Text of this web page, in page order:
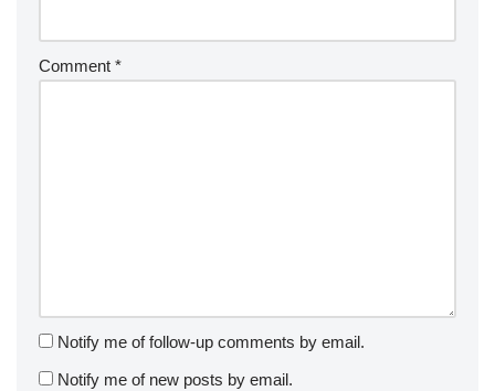
Comment *
Notify me of follow-up comments by email.
Notify me of new posts by email.